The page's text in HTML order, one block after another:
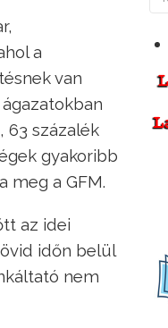
a
van
63 százalék
gyakoribb
meg a GFM.
az idei
időn belül
nem